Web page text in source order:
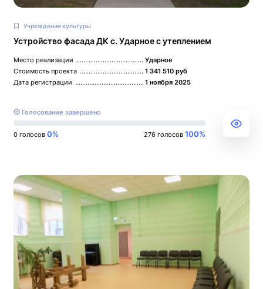
Учреждение культуры
Устройство фасада ДК с. Ударное с утеплением
Место реализации
Ударное
Стоимость проекта
1 341 510 руб
Дата регистрации
1 ноября 2025
Голосование завершено
0 голосов 0% 276 голосов 100%